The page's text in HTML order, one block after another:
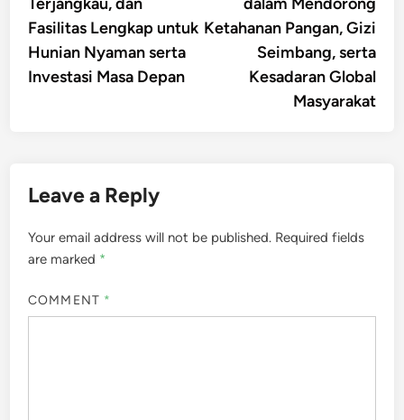
Fasilitas Lengkap untuk
Hunian Nyaman serta
Investasi Masa Depan
Ketahanan Pangan, Gizi
Seimbang, serta
Kesadaran Global
Masyarakat
Leave a Reply
Your email address will not be published. Required fields
are marked *
COMMENT *